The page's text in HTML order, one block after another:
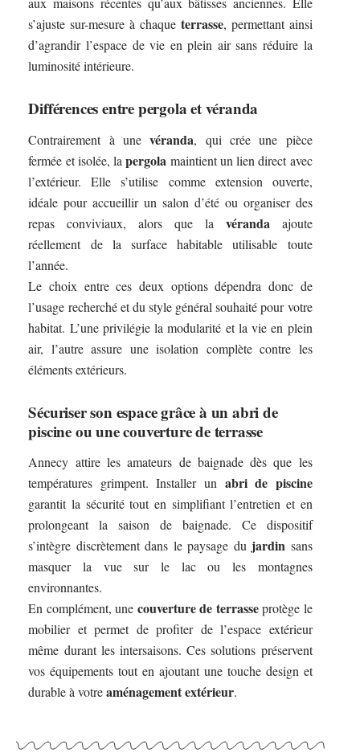
s’ajuste sur-mesure à chaque terrasse, permettant ainsi
d’agrandir l’espace de vie en plein air sans réduire la
luminosité intérieure.
Différences entre pergola et véranda
Contrairement à unevéranda, qui crée une pièce
fermée et isolée, lapergola maintient un lien direct avec
l’extérieur. Elle s’utilise comme extension ouverte,
idéale pour accueillir un salon d’été ou organiser des
repas conviviaux, alors que la véranda ajoute
réellement de la surface habitable utilisable toute
l’année.
Le choix entre ces deux options dépendra donc de
l’usage recherché et du style général souhaité pour votre
habitat. L’une privilégie la modularité et la vie en plein
air, l’autre assure une isolation complète contre les
éléments extérieurs.
Sécuriser son espace grâce à un abri de
piscine ou une couverture de terrasse
Annecy attire les amateurs de baignade dès que les
températures grimpent. Installer un abri de piscine
garantit la sécurité tout en simplifiant l’entretien et en
prolongeant la saison de baignade. Ce dispositif
s’intègre discrètement dans le paysage du jardin sans
masquer la vue sur le lac ou les montagnes
environnantes.
En complément, une couverture de terrasseprotège le
mobilier et permet de profiter de l’espace extérieur
même durant les intersaisons. Ces solutions préservent
vos équipements tout en ajoutant une touche design et
durable à votreaménagement extérieur.